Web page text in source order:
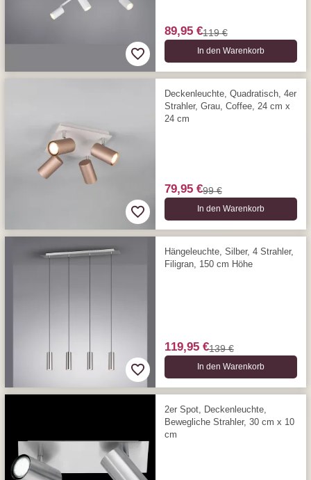
89,95 €119 €
In den Warenkorb
Deckenleuchte, Quadratisch, 4er
Strahler, Grau, Coffee, 24 cm x
24 cm
79,95 €99 €
In den Warenkorb
Hängeleuchte, Silber, 4 Strahler,
Filigran, 150 cm Höhe
119,95 €139 €
In den Warenkorb
2er Spot, Deckenleuchte,
Bewegliche Strahler, 30 cm x 10
cm